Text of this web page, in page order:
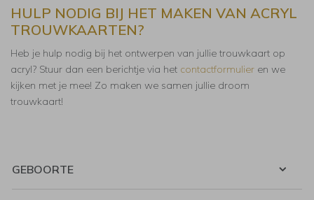
HULP NODIG BIJ HET MAKEN VAN ACRYL
TROUWKAARTEN?
Heb je hulp nodig bij het ontwerpen van jullie trouwkaart op
acryl? Stuur dan een berichtje via het contactformulier en we
kijken met je mee! Zo maken we samen jullie droom
trouwkaart!
GEBOORTE